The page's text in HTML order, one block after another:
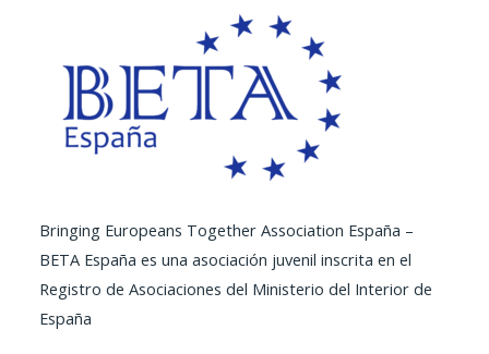
Bringing Europeans Together Association España –
BETA España es una asociación juvenil inscrita en el
Registro de Asociaciones del Ministerio del Interior de
España